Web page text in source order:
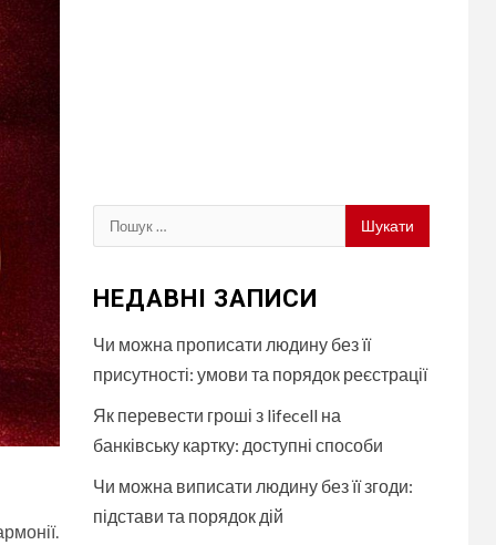
Пошук:
НЕДАВНІ ЗАПИСИ
Чи можна прописати людину без її
присутності: умови та порядок реєстрації
Як перевести гроші з lifecell на
банківську картку: доступні способи
Чи можна виписати людину без її згоди:
підстави та порядок дій